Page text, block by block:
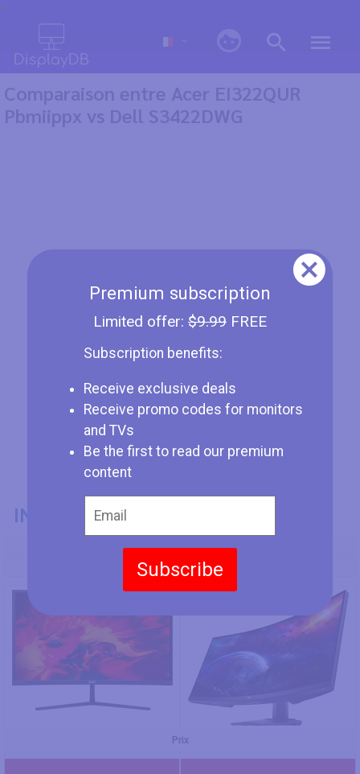
Premium subscription
Limited offer: $9.99FREE
Subscription benefits:
Receive exclusive deals
Receive promo codes for monitors
and TVs
Be the first to read our premium
content
Subscribe
Comparaison entre Acer EI322QUR
Pbmiippx vs Dell S3422DWG
INFORMATIONS GÉNÉRALES
Numéro de Modèle
Acer EI322QUR Pbmiippx
Prix